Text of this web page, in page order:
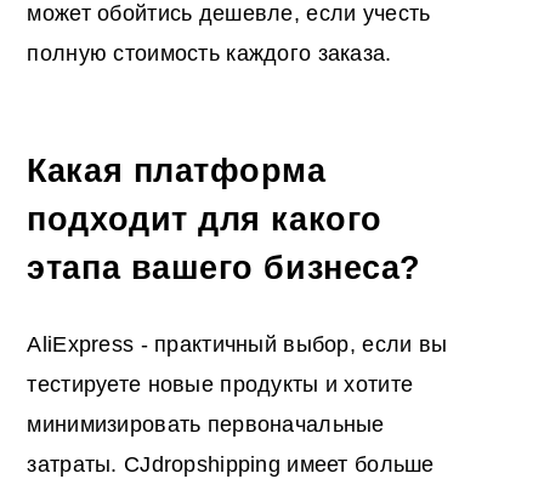
может обойтись дешевле, если учесть
полную стоимость каждого заказа.
Какая платформа
подходит для какого
этапа вашего бизнеса?
AliExpress - практичный выбор, если вы
тестируете новые продукты и хотите
минимизировать первоначальные
затраты. CJdropshipping имеет больше